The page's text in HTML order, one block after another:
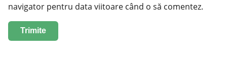
navigator pentru data viitoare când o să comentez.